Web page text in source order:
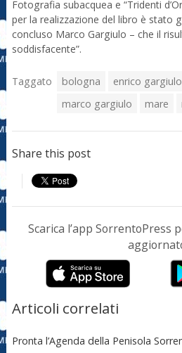
Fotografia subacquea e “Tridenti
per la realizzazione del libro è stato
concluso Marco Gargiulo – che il
soddisfacente”.
Taggato bologna enrico gargiulo
marco gargiulo
mare
Share this post
Scarica l’app SorrentoPress
Articoli correlati
Pronta l’Agenda della Penisola